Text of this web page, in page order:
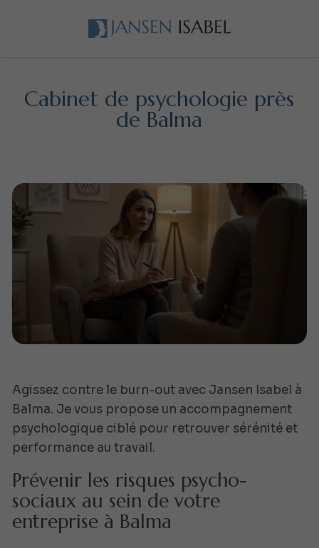
Cabinet de psychologie près
de Balma
Agissez contre le burn-out avec Jansen Isabel à
Balma. Je vous propose un accompagnement
psychologique ciblé pour retrouver sérénité et
performance au travail.
Prévenir les risques psycho-
sociaux au sein de votre
entreprise à Balma